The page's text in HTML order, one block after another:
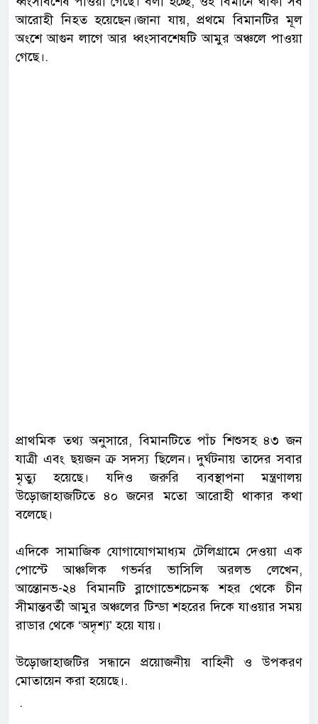
আরোহী নিহত হয়েছেন।জানা যায়, প্রথমে বিমানটির মূল
অংশে আগুন লাগে আর ধ্বংসাবশেষটি আমুর অঞ্চলে পাওয়া
গেছে।.
প্রাথমিক তথ্য অনুসারে, বিমানটিতে পাঁচ শিশুসহ ৪৩ জন
যাত্রী এবং ছয়জন ক্র সদস্য ছিলেন। দুর্ঘটনায় তাদের সবার
মৃত্যু হয়েছে। যদিও জরুরি ব্যবস্থাপনা মন্ত্রণালয়
উড়োজাহাজটিতে ৪০ জনের মতো আরোহী থাকার কথা
বলেছে।
এদিকে সামাজিক যোগাযোগমাধ্যম টেলিগ্রামে দেওয়া এক
পোস্টে আঞ্চলিক গভর্নর ভাসিলি অরলভ লেখেন,
আন্তোনভ-২৪ বিমানটি ব্লাগোভেশচেনস্ক শহর থেকে চীন
সীমান্তবর্তী আমুর অঞ্চলের টিন্ডা শহরের দিকে যাওয়ার সময়
রাডার থেকে ‘অদৃশ্য’ হয়ে যায়।
উড়োজাহাজটির সন্ধানে প্রয়োজনীয় বাহিনী ও উপকরণ
মোতায়েন করা হয়েছে।.
.